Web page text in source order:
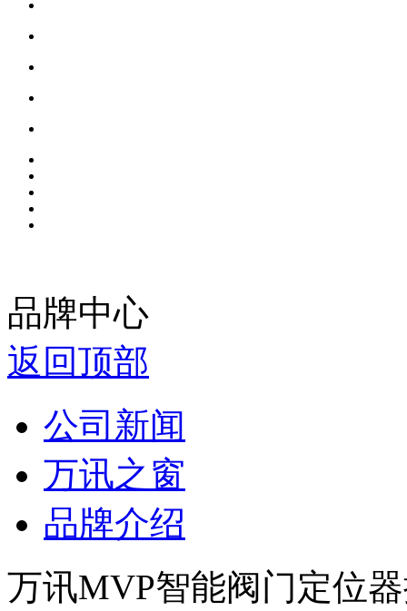
品牌中心
返回顶部
公司新闻
万讯之窗
品牌介绍
万讯MVP智能阀门定位